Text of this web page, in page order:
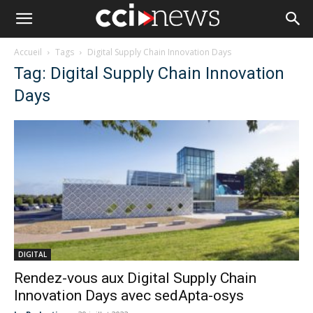
Accueil Tags Digital Supply Chain Innovation Days
Tag: Digital Supply Chain Innovation
Days
DIGITAL
Rendez-vous aux Digital Supply Chain
Innovation Days avec sedApta-osys